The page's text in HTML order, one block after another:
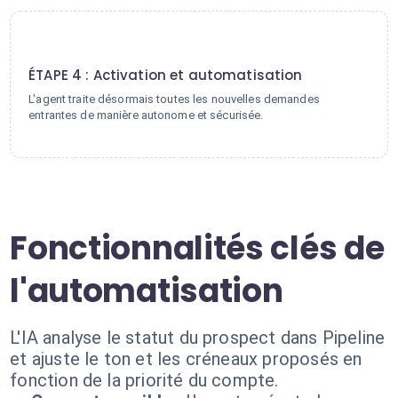
ÉTAPE 4 : Activation et automatisation
L'agent traite désormais toutes les nouvelles demandes
entrantes de manière autonome et sécurisée.
Fonctionnalités clés de
l'automatisation
L'IA analyse le statut du prospect dans Pipeline
et ajuste le ton et les créneaux proposés en
fonction de la priorité du compte.